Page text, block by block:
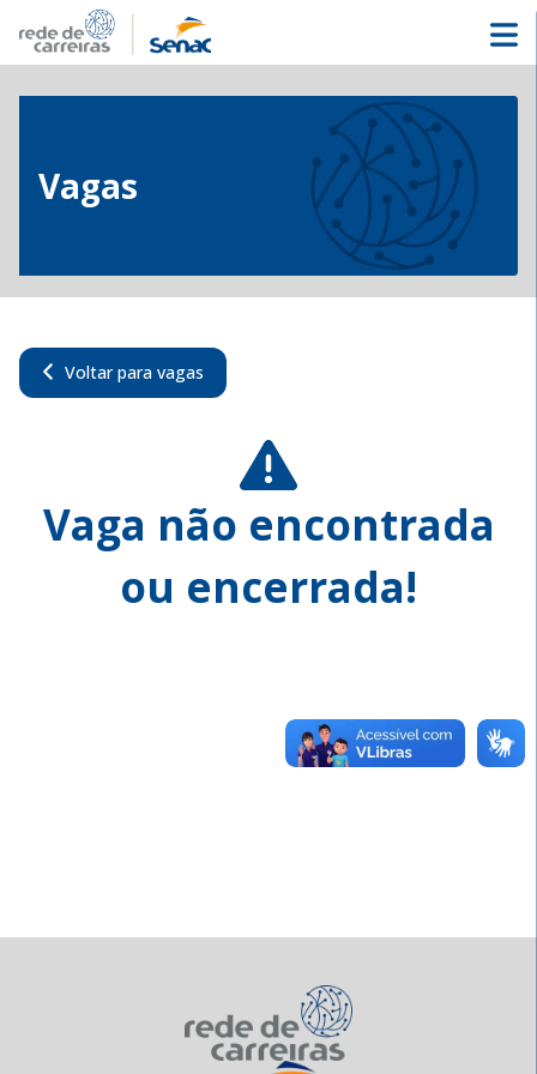
Vagas
Voltar para vagas
Vaga não encontrada
ou encerrada!